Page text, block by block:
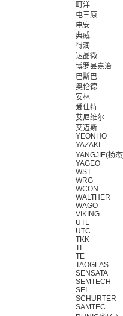
町洋
电三原
电安
典威
得润
达晶微
博罗县嘉治
巴斯巴
奥伦德
安林
爱仕特
艾尼维尔
艾迈斯
YEONHO
YAZAKI
YANGJIE(扬
YAGEO
WST
WRG
WCON
WALTHER
WAGO
VIKING
UTL
UTC
TKK
TI
TE
TAOGLAS
SENSATA
SEMTECH
SEI
SCHURTER
SAMTEC